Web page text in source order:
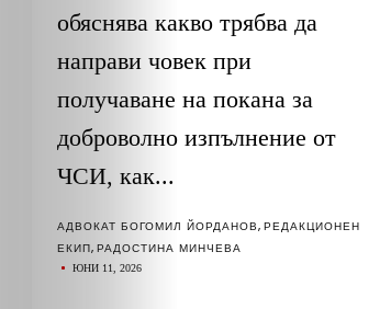
ЗА
НАС
ЛИДЕРИ
СЪБИТИЯ
БИЗНЕСЪТ
обяснява какво трябва да
направи човек при
получаване на покана за
доброволно изпълнение от
ЧСИ, как...
АДВОКАТ БОГОМИЛ ЙОРДАНОВ, РЕДАКЦИОНЕН
ЕКИП, РАДОСТИНА МИНЧЕВА
ЮНИ 11, 2026